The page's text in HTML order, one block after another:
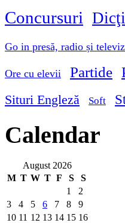
Concursuri
Go in presă, radio și
Ore cu elevii Partide
Situri Engleză Soft
Calendar
August 2026
M T W T F S
S
1
2
3
4 5 6 7 8
9
10 11 12 13 14 15 16